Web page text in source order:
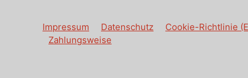
Impressum Datenschutz Cookie-Richtlinie
Zahlungsweise